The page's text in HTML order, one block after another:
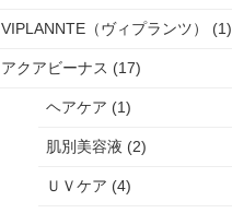
VIPLANNTE（ヴィプランツ） (1)
アクアビーナス (17)
ヘアケア (1)
肌別美容液 (2)
ＵＶケア (4)